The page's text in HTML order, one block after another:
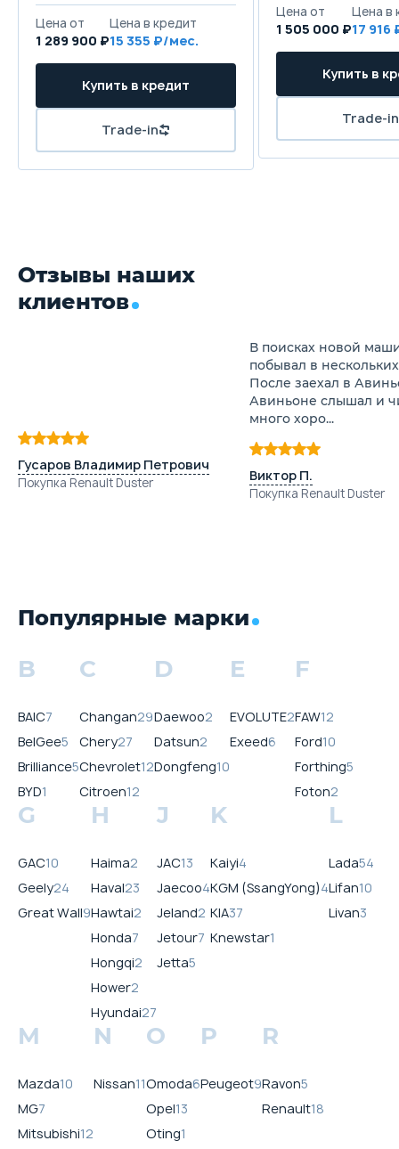
1 289 900 ₽15 355
1 505 000 ₽17 916
Отзывы наших
клиентов
Гусаров Владимир Петрович
Покупка Renault Duster
В поисках новой
побывал в
После заехал в
Авиньоне слышал и
много хоро...
Виктор П.
Покупка Renault Duster
Популярные марки
B
BAIC7
BelGee5
Brilliance5
BYD1
C
Changan29
Chery27
Chevrolet12
Citroen12
D
Daewoo2
Datsun2
Dongfeng10
E
EVOLUTE2
Exeed6
F
FAW12
Ford10
Forthing5
Foton2
G
GAC10
Geely24
Great Wall9
H
Haima2
Haval23
Hawtai2
Honda7
Hongqi2
Hower2
Hyundai27
J
JAC13
Jaecoo4
Jeland2
Jetour7
Jetta5
K
Kaiyi4
KGM (SsangYong)4
KIA37
Knewstar1
L
Lada54
Lifan10
Livan3
M
Mazda10
MG7
Mitsubishi12
N
Nissan11
O
Omoda6
Opel13
Oting1
P
Peugeot9
R
Ravon5
Renault18